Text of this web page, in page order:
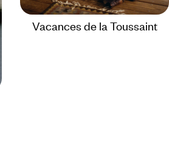
Vacances de la Toussaint